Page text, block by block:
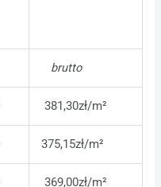
brutto
381,30zł/m²
375,15zł/m²
369,00zł/m²